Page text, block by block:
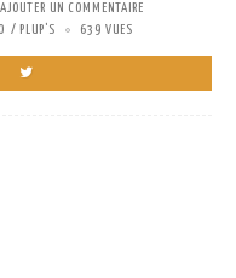
AJOUTER UN COMMENTAIRE
PLUP'S 639 VUES